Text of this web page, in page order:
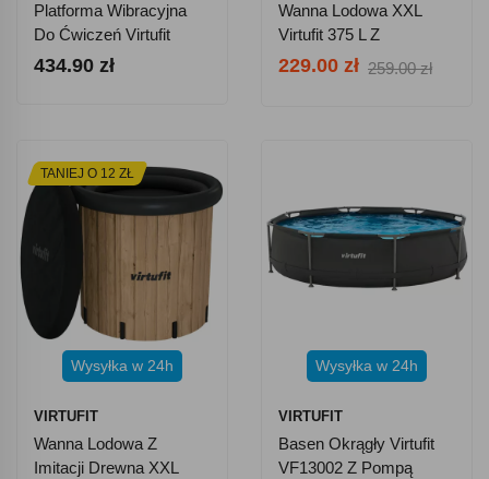
Platforma Wibracyjna
Do Ćwiczeń Virtufit
VF11007
434.90 zł
Wanna Lodowa XXL
Virtufit 375 L Z
Akcesoriami - Antracyt
229.00 zł 259.00 zł
TANIEJ O 12 ZŁ
Wysyłka w 24h
VIRTUFIT
Wanna Lodowa Z
Imitacji Drewna XXL
Wysyłka w 24h
VIRTUFIT
Basen Okrągły Virtufit
VF13002 Z Pompą